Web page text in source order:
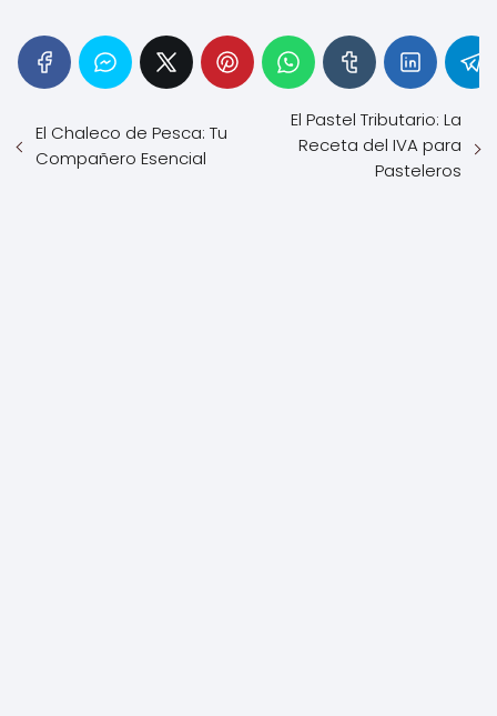
El Chaleco de Pesca: Tu
Compañero Esencial
El Pastel Tributario: La
Receta del IVA para
Pasteleros